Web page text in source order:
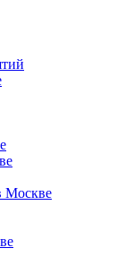
Москве